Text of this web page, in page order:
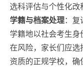
选科评估与个性化改
学籍与档案处理：复
学籍地以社会考生
在风险，家长们应选
资质的正规学校，确